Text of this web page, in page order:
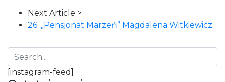
Next Article >
26. „Pensjonat Marzeń” Magdalena Witkiewicz
[instagram-feed]